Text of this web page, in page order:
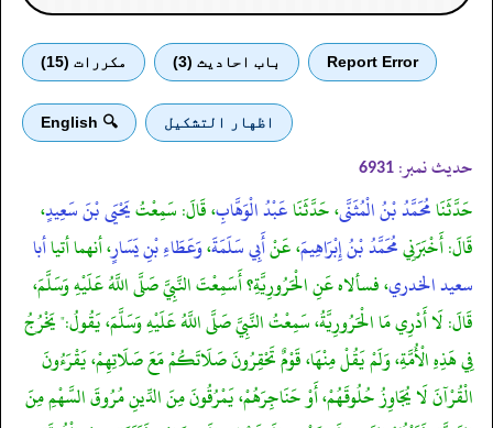
Report Error باب احادیث (3) مكررات (15)
اظهار التشكيل 🔍 English
حدیث نمبر: 6931
حَدَّثَنَامُحَمَّدُ بْنُ الْمُثَنَّى، حَدَّثَنَاعَبْدُ الْوَهَّابِ، قَالَ: سَمِعْتُيَحْيَى بْنَ سَعِيدٍ،
قَالَ: أَخْبَرَنِيمُحَمَّدُ بْنُ إِبْرَاهِيمَ، عَنْأَبِي سَلَمَةَ،وَعَطَاءِ بْنِ يَسَارٍ، أنهما أتياأبا
سعيد الخدري، فسألاه عَنِ الْحَرُورِيَّةِ؟ أَسَمِعْتَ النَّبِيَّ صَلَّى اللَّهُ عَلَيْهِ وَسَلَّمَ،
قَالَ: لَا أَدْرِي مَا الْحَرُورِيَّةُ، سَمِعْتُ النَّبِيَّ صَلَّى اللَّهُ عَلَيْهِ وَسَلَّمَ، يَقُولُ:" يَخْرُجُ
فِي هَذِهِ الْأُمَّةِ، وَلَمْ يَقُلْ مِنْهَا، قَوْمٌ تَحْقِرُونَ صَلَاتَكُمْ مَعَ صَلَاتِهِمْ، يَقْرَءُونَ
الْقُرْآنَ لَا يُجَاوِزُ حُلُوقَهُمْ، أَوْ حَنَاجِرَهُمْ، يَمْرُقُونَ مِنَ الدِّينِ مُرُوقَ السَّهْمِ مِنَ